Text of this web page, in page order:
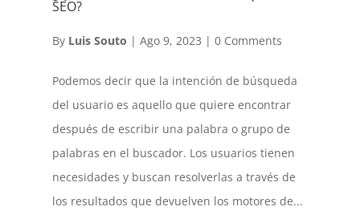
SEO?
By Luis Souto | Ago 9, 2023 | 0 Comments
Podemos decir que la intención de búsqueda
del usuario es aquello que quiere encontrar
después de escribir una palabra o grupo de
palabras en el buscador. Los usuarios tienen
necesidades y buscan resolverlas a través de
los resultados que devuelven los motores de...